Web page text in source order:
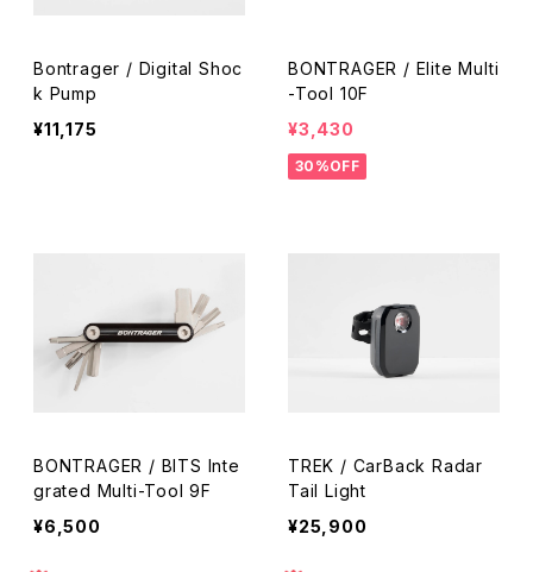
Bontrager / Digital Shoc
k Pump
¥11,175
BONTRAGER / Elite Multi
-Tool 10F
¥3,430
30%OFF
BONTRAGER / BITS Inte
grated Multi-Tool 9F
¥6,500
TREK / CarBack Radar
Tail Light
¥25,900